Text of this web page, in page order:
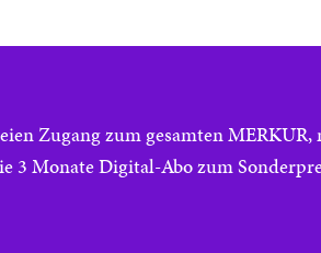
Zugang zum gesamten
3 Monate Digital-Abo zum